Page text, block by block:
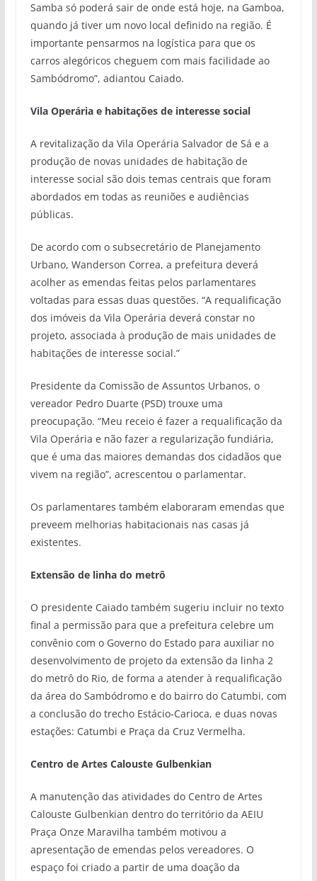
Samba só poderá sair de onde está hoje, na Gamboa,
quando já tiver um novo local definido na região. É
importante pensarmos na logística para que os
carros alegóricos cheguem com mais facilidade ao
Sambódromo”, adiantou Caiado.
Vila Operária e habitações de interesse social
A revitalização da Vila Operária Salvador de Sá e a
produção de novas unidades de habitação de
interesse social são dois temas centrais que foram
abordados em todas as reuniões e audiências
públicas.
De acordo com o subsecretário de Planejamento
Urbano, Wanderson Correa, a prefeitura deverá
acolher as emendas feitas pelos parlamentares
voltadas para essas duas questões. “A requalificação
dos imóveis da Vila Operária deverá constar no
projeto, associada à produção de mais unidades de
habitações de interesse social.”
Presidente da Comissão de Assuntos Urbanos, o
vereador Pedro Duarte (PSD) trouxe uma
preocupação. “Meu receio é fazer a requalificação da
Vila Operária e não fazer a regularização fundiária,
que é uma das maiores demandas dos cidadãos que
vivem na região”, acrescentou o parlamentar.
Os parlamentares também elaboraram emendas que
preveem melhorias habitacionais nas casas já
existentes.
Extensão de linha do metrô
O presidente Caiado também sugeriu incluir no texto
final a permissão para que a prefeitura celebre um
convênio com o Governo do Estado para auxiliar no
desenvolvimento de projeto da extensão da linha 2
do metrô do Rio, de forma a atender à requalificação
da área do Sambódromo e do bairro do Catumbi, com
a conclusão do trecho Estácio-Carioca, e duas novas
estações: Catumbi e Praça da Cruz Vermelha.
Centro de Artes Calouste Gulbenkian
A manutenção das atividades do Centro de Artes
Calouste Gulbenkian dentro do território da AEIU
Praça Onze Maravilha também motivou a
apresentação de emendas pelos vereadores. O
espaço foi criado a partir de uma doação da